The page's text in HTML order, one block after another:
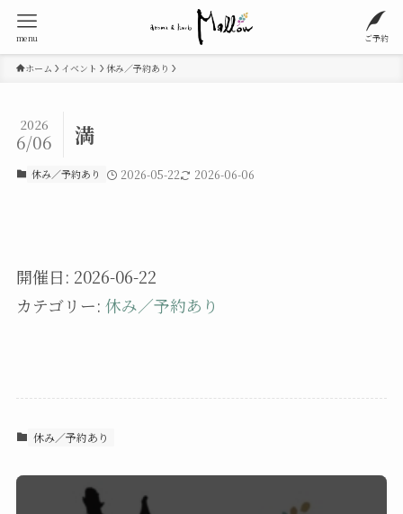
ご予約
menu
ホーム イベント 休み／予約あり
満
2026
6/06
休み／予約あり 2026-05-22 2026-06-06
開催日: 2026-06-22
カテゴリー: 休み／予約あり
休み／予約あり